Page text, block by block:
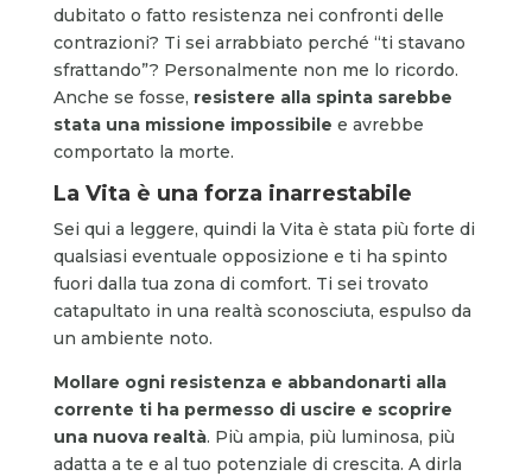
dubitato o fatto resistenza nei confronti delle
contrazioni? Ti sei arrabbiato perché “ti stavano
sfrattando”? Personalmente non me lo ricordo.
Anche se fosse, resistere alla spinta sarebbe
stata una missione impossibile e avrebbe
comportato la morte.
La Vita è una forza inarrestabile
Sei qui a leggere, quindi la Vita è stata più forte di
qualsiasi eventuale opposizione e ti ha spinto
fuori dalla tua zona di comfort. Ti sei trovato
catapultato in una realtà sconosciuta, espulso da
un ambiente noto.
Mollare ogni resistenza e abbandonarti alla
corrente ti ha permesso di uscire e scoprire
una nuova realtà. Più ampia, più luminosa, più
adatta a te e al tuo potenziale di crescita. A dirla